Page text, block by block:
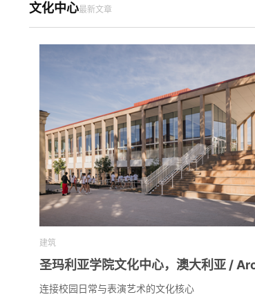
文化中心最新文章
建筑
圣玛利亚学院文化中心，澳大利亚 /
连接校园日常与表演艺术的文化核心